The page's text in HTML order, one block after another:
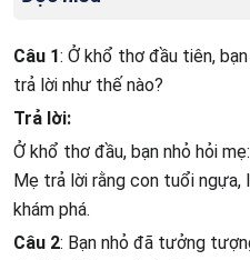
Câu 1: Ở khổ thơ đầu tiên,
trả lời như thế nào?
Trả lời:
Ở khổ thơ đầu, bạn nhỏ hỏi
Mẹ trả lời rằng con tuổi ngựa,
khám phá.
Câu 2: Bạn nhỏ đã tưởng